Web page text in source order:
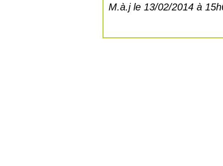
M.à.j le 13/02/2014 à